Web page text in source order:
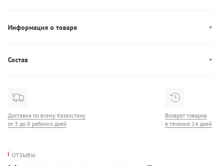
Информация о товаре
Состав
Доставка по всему Казахстану
от 3 до 8 рабочих дней
Возврат товаров
в течение 14 дней
ОТЗЫВЫ